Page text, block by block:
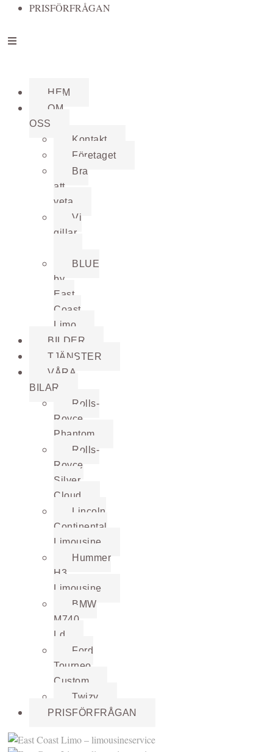
PRISFÖRFRÅGAN
HEM
OM
OSS
Kontakt
Företaget
Bra
att
veta
Vi
gillar
BLUE
by
East
Coast
Limo
BILDER
TJÄNSTER
VÅRA
BILAR
Rolls-
Royce
Phantom
Rolls-
Royce
Silver
Cloud
Lincoln
Continental
Limousine
Hummer
H3
Limousine
BMW
M740
Ld
Ford
Tourneo
Custom
Twizy
PRISFÖRFRÅGAN